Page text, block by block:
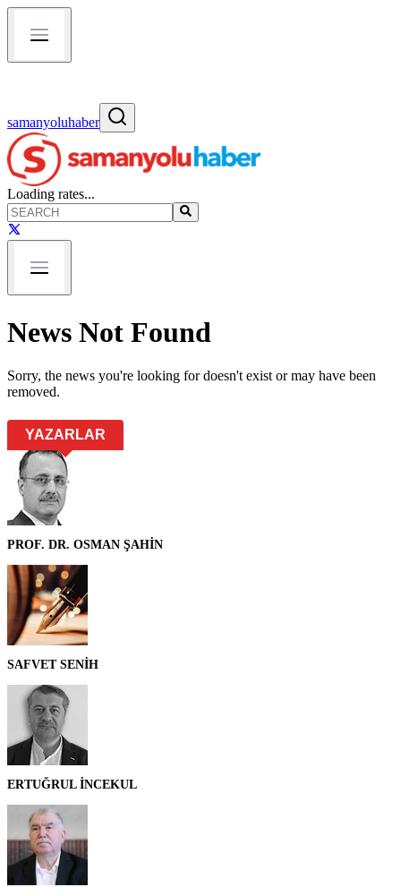
samanyoluhaber
Loading rates...
News Not Found
Sorry, the news you're looking for doesn't exist or may have been
removed.
YAZARLAR
PROF. DR. OSMAN ŞAHİN
SAFVET SENİH
ERTUĞRUL İNCEKUL